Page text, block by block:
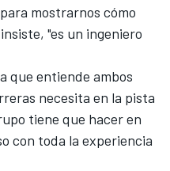
mostrarnos cómo
"es un ingeniero
que entiende ambos
necesita en la pista
tiene que hacer en
con toda la experiencia